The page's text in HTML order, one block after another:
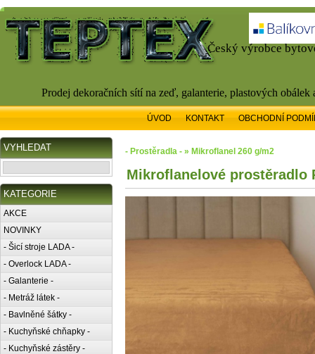
Český výrobce
Prodej dekoračních sítí na zeď, galanterie, plastových
ÚVOD KONTAKT OBCHODNÍ
VYHLEDAT
KATEGORIE
AKCE
NOVINKY
- Šicí stroje LADA -
- Overlock LADA -
- Galanterie -
- Metráž látek -
- Bavlněné šátky -
- Kuchyňské chňapky -
- Kuchyňské zástěry -
- Prostěradla - » Mikroflanel 260 g/m2
Mikroflanelové prostěradlo